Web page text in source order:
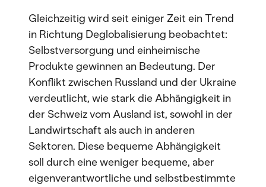
Gleichzeitig wird seit einiger Zeit ein Trend
in Richtung Deglobalisierung beobachtet:
Selbstversorgung und einheimische
Produkte gewinnen an Bedeutung. Der
Konflikt zwischen Russland und der Ukraine
verdeutlicht, wie stark die Abhängigkeit in
der Schweiz vom Ausland ist, sowohl in der
Landwirtschaft als auch in anderen
Sektoren. Diese bequeme Abhängigkeit
soll durch eine weniger bequeme, aber
eigenverantwortliche und selbstbestimmte